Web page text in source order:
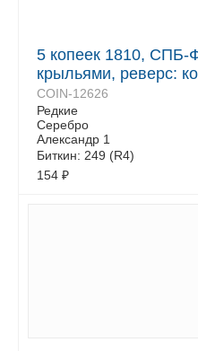
5 копеек 1810, СПБ-
крыльями, реверс:
COIN-12626
Редкие
Серебро
Александр 1
Биткин: 249 (R4)
154 ₽